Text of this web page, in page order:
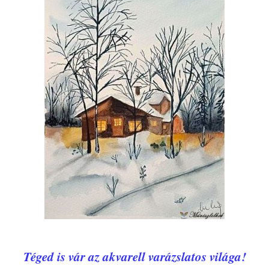
Téged is vár az akvarell varázslatos világa!